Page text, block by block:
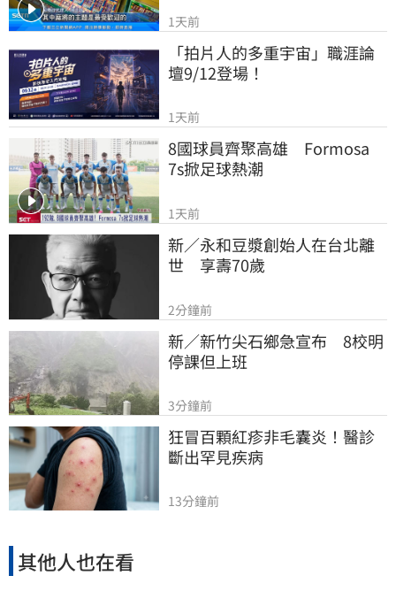
1天前
「拍片人的多重宇宙」職涯論
壇9/12登場！
1天前
8國球員齊聚高雄　Formosa
7s掀足球熱潮
1天前
新／永和豆漿創始人在台北離
世　享壽70歲
2分鐘前
新／新竹尖石鄉急宣布　8校明
停課但上班
3分鐘前
狂冒百顆紅疹非毛囊炎！醫診
斷出罕見疾病
13分鐘前
其他人也在看